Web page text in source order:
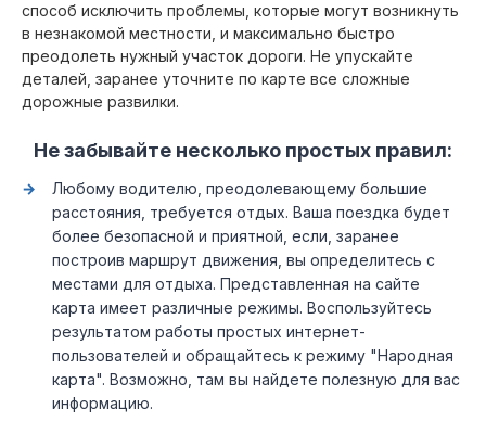
способ исключить проблемы, которые могут возникнуть
в незнакомой местности, и максимально быстро
преодолеть нужный участок дороги. Не упускайте
деталей, заранее уточните по карте все сложные
дорожные развилки.
Не забывайте несколько простых правил:
Любому водителю, преодолевающему большие
расстояния, требуется отдых. Ваша поездка будет
более безопасной и приятной, если, заранее
построив маршрут движения, вы определитесь с
местами для отдыха. Представленная на сайте
карта имеет различные режимы. Воспользуйтесь
результатом работы простых интернет-
пользователей и обращайтесь к режиму "Народная
карта". Возможно, там вы найдете полезную для вас
информацию.